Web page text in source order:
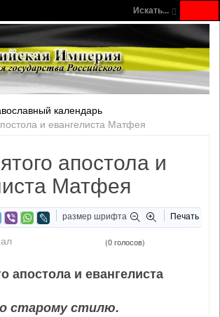
Искать...
календарь
и евангелиста Матфея
апостола и
Матфея
размер шрифта Печать
(0 голосов)
апостола и евангелиста
старому стилю.